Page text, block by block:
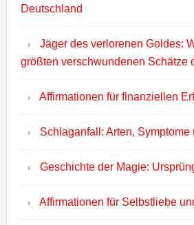
Deutschland
Jäger des verlorenen Goldes:
größten verschwundenen Schätze
Affirmationen für finanziellen
Schlaganfall: Arten,
Geschichte der Magie:
Affirmationen für Selbstliebe